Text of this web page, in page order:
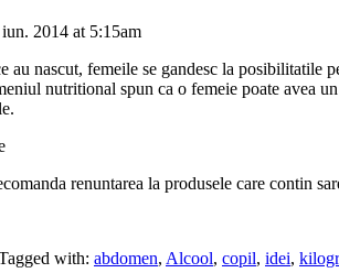
2014 at 5:15am
au nascut, femeile se gandesc la posibilitatile
nutritional spun ca o femeie poate avea
renuntarea la produsele care contin
with: abdomen, Alcool, copil, idei,